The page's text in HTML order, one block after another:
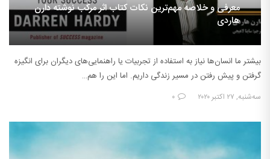
معرفی و خلاصه مهم‌ترین نکات کتاب اثر مرکب نوشته دارن
هاردی
بیشتر ما انسان‌ها نیاز به استفاده از تجربیات یا راهنمایی‌های دیگران برای انگیزه
گرفتن و پیش رفتن در مسیر زندگی داریم. اما این را هم…
سه‌شنبه, ۲۷ اکتبر ۲۰۲۰ ۰